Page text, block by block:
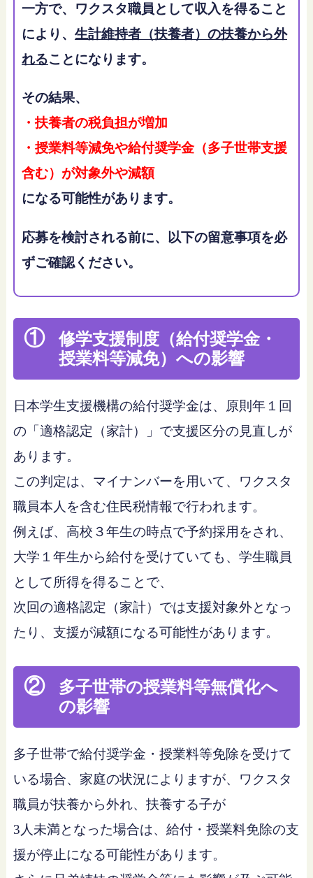
一方で、ワクスタ職員として収入を得ること
により、 生計維持者（扶養者）の扶養から外
れることになります。
その結果、
・扶養者の税負担が増加
・授業料等減免や給付奨学金（多子世帯支援
含む）が対象外や減額
になる可能性があります。
応募を検討される前に、以下の留意事項を必
ずご確認ください。
①
修学支援制度（給付奨学金・
授業料等減免）への影響
日本学生支援機構の給付奨学金は、原則年１回
の「適格認定（家計）」で支援区分の見直しが
あります。
この判定は、マイナンバーを用いて、ワクスタ
職員本人を含む住民税情報で行われます。
例えば、高校３年生の時点で予約採用をされ、
大学１年生から給付を受けていても、学生職員
として所得を得ることで、
次回の適格認定（家計）では支援対象外となっ
たり、支援が減額になる可能性があります。
②
多子世帯の授業料等無償化へ
の影響
多子世帯で給付奨学金・授業料等免除を受けて
いる場合、家庭の状況によりますが、ワクスタ
職員が扶養から外れ、扶養する子が
3人未満となった場合は、給付・授業料免除の支
援が停止になる可能性があります。